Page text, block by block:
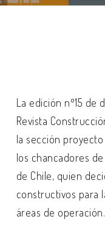
La edición nº15 de
Revista
la sección
los chancadores
de Chile, quien
constructivos para
áreas de operación.